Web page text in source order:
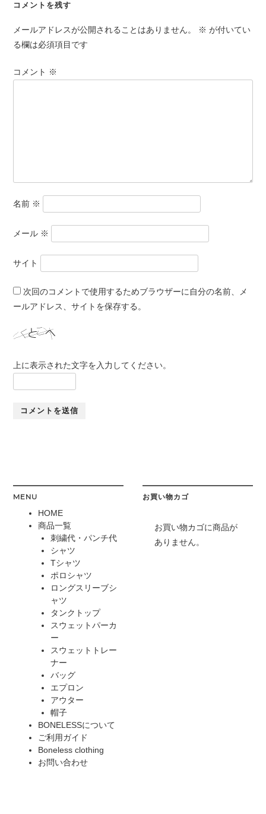
コメントを残す
メールアドレスが公開されることはありません。 ※ が付いてい
る欄は必須項目です
コメント ※
名前 ※
メール ※
サイト
次回のコメントで使用するためブラウザーに自分の名前、メ
ールアドレス、サイトを保存する。
上に表示された文字を入力してください。
MENU
HOME
商品一覧
刺繍代・パンチ代
シャツ
Tシャツ
ポロシャツ
ロングスリーブシ
ャツ
タンクトップ
スウェットパーカ
ー
スウェットトレー
ナー
バッグ
エプロン
アウター
帽子
BONELESSについて
ご利用ガイド
Boneless clothing
お問い合わせ
お買い物カゴ
お買い物カゴに商品が
ありません。